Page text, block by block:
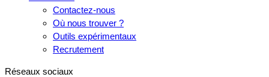
Contactez-nous
Où nous trouver ?
Outils expérimentaux
Recrutement
Réseaux sociaux